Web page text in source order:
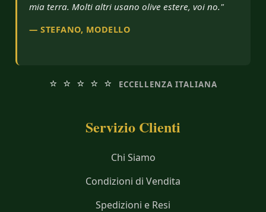
mia terra. Molti altri usano olive estere, voi no."
— STEFANO, MODELLO
⭐ ⭐ ⭐ ⭐ ⭐ ECCELLENZA ITALIANA
Servizio Clienti
Chi Siamo
Condizioni di Vendita
Spedizioni e Resi